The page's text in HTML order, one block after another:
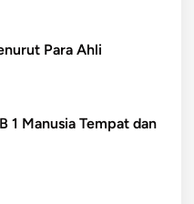
Para Ahli
1 Manusia Tempat dan